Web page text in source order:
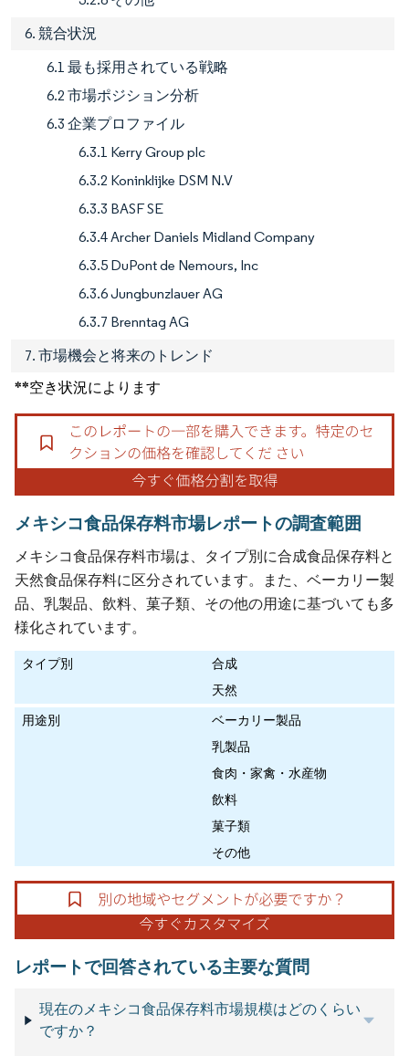
6. 競合状況
6.1 最も採用されている戦略
6.2 市場ポジション分析
6.3 企業プロファイル
6.3.1 Kerry Group plc
6.3.2 Koninklijke DSM N.V
6.3.3 BASF SE
6.3.4 Archer Daniels Midland Company
6.3.5 DuPont de Nemours, Inc
6.3.6 Jungbunzlauer AG
6.3.7 Brenntag AG
7. 市場機会と将来のトレンド
**空き状況によります
メキシコ食品保存料市場レポートの調査範囲
メキシコ食品保存料市場は、タイプ別に合成食品保存料と
天然食品保存料に区分されています。また、ベーカリー製
品、乳製品、飲料、菓子類、その他の用途に基づいても多
様化されています。
タイプ別
合成
天然
用途別
ベーカリー製品
乳製品
食肉・家禽・水産物
飲料
菓子類
その他
レポートで回答されている主要な質問
現在のメキシコ食品保存料市場規模はどのくらい
ですか？